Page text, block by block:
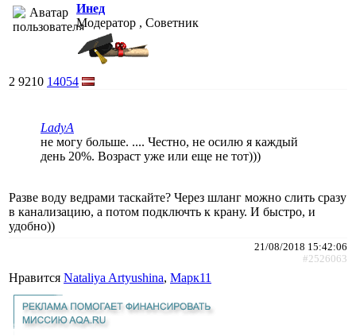
Инед
Модератор , Советник
2 9210 14054
LadyA
не могу больше. .... Честно, не осилю я каждый
день 20%. Возраст уже или еще не тот)))
Разве воду ведрами таскайте? Через шланг можно слить сразу
в канализацию, а потом подключть к крану. И быстро, и
удобно))
21/08/2018 15:42:06
#2526063
Нравится Nataliya Artyushina, Марк11